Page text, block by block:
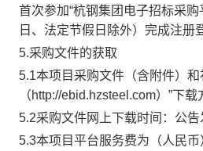
首次参加“杭钢集团电子招标采
日、法定节假日除外） 完成注册
5.采购文件的获取
5.1本项目采购文件（含附件）
（http://ebid.hzsteel.com）”下载
5.2采购文件网上下载时间： 公告
5.3本项目平台服务费为 （人民币